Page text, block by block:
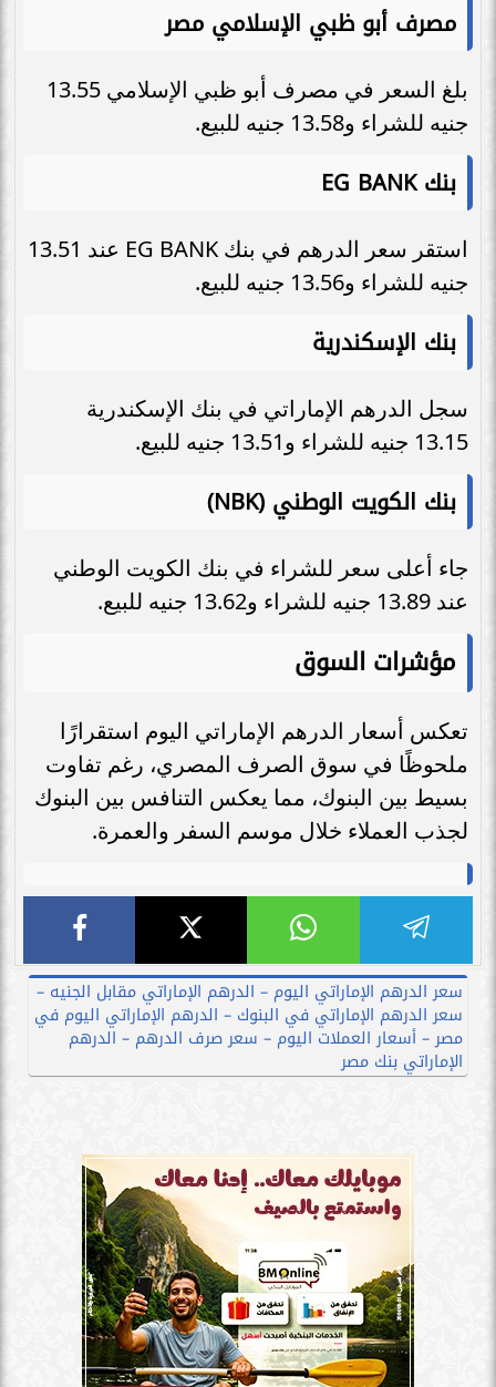
مصرف أبو ظبي الإسلامي مصر
بلغ السعر في مصرف أبو ظبي الإسلامي 13.55
جنيه للشراء و13.58 جنيه للبيع.
بنك EG BANK
استقر سعر الدرهم في بنك EG BANK عند 13.51
جنيه للشراء و13.56 جنيه للبيع.
بنك الإسكندرية
سجل الدرهم الإماراتي في بنك الإسكندرية
13.15 جنيه للشراء و13.51 جنيه للبيع.
بنك الكويت الوطني (NBK)
جاء أعلى سعر للشراء في بنك الكويت الوطني
عند 13.89 جنيه للشراء و13.62 جنيه للبيع.
مؤشرات السوق
تعكس أسعار الدرهم الإماراتي اليوم استقرارًا
ملحوظًا في سوق الصرف المصري، رغم تفاوت
بسيط بين البنوك، مما يعكس التنافس بين البنوك
لجذب العملاء خلال موسم السفر والعمرة.
سعر الدرهم الإماراتي اليوم – الدرهم الإماراتي مقابل الجنيه –
سعر الدرهم الإماراتي في البنوك – الدرهم الإماراتي اليوم في
مصر – أسعار العملات اليوم – سعر صرف الدرهم – الدرهم
الإماراتي بنك مصر